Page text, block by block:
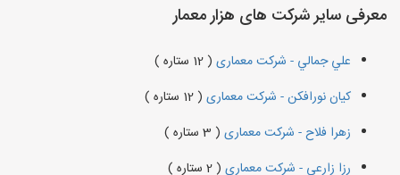
معرفی سایر شرکت های هزار معمار
علي جمالي - شرکت معماری ( 12 ستاره )
کیان نورافکن - شرکت معماری ( 12 ستاره )
زهرا فلاح - شرکت معماری ( 3 ستاره )
رزا زارعی - شرکت معماری ( 2 ستاره )